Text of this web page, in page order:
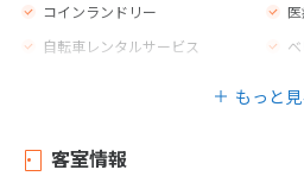
コインランドリー
自転車レンタルサービス
外貨両替所
もっと見
客室情報